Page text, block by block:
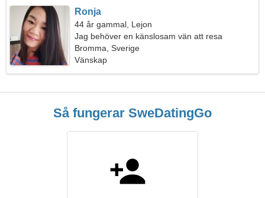
Ronja
44 år gammal, Lejon
Jag behöver en känslosam vän att resa
Bromma, Sverige
Vänskap
Så fungerar SweDatingGo